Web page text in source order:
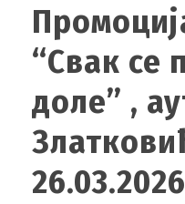
“Свак се
доле” ,